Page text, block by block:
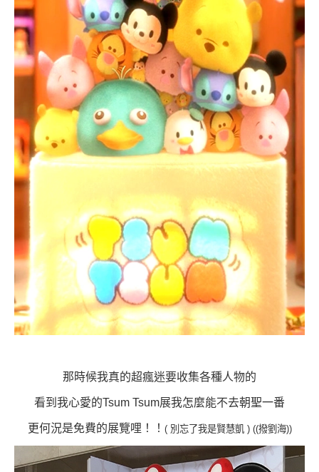
那時候我真的超瘋迷要收集各種人物的
看到我心愛的Tsum Tsum展我怎麼能不去朝聖一番
更何況是免費的展覽哩！！ ( 別忘了我是賢慧凱 ) ((撥劉海))